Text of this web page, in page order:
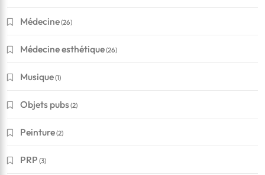
Médecine(26)
Médecine esthétique(26)
Musique(1)
Objets pubs(2)
Peinture(2)
PRP (3)